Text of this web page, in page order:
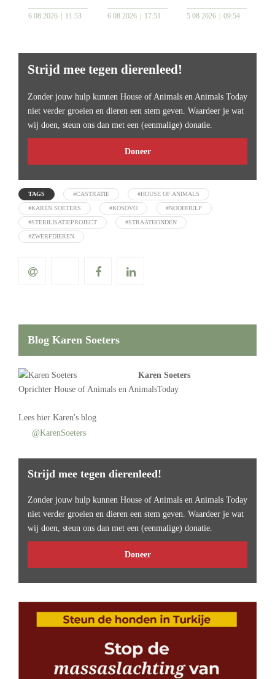
6 08 2026 11:53 6 08 2026 17:51 5 08 2026 09:54
Strijd mee tegen dierenleed!
Zonder jouw hulp kunnen House of Animals en Animals Today
niet verder groeien en dieren een stem geven. Waardeer je wat
wij doen, steun ons dan met een (eenmalige) donatie.
Doneer
TAGS #CASTRATIE #HOUSE OF ANIMALS
#KAREN SOETERS #KOSOVO #NOODHULP
#STERILISATIEPROJECT #STRAATHONDEN
#ZWERFDIEREN
Blog Karen Soeters
Karen Soeters
Oprichter House of Animals en AnimalsToday
Lees hier Karen's blog
@KarenSoeters
Strijd mee tegen dierenleed!
Zonder jouw hulp kunnen House of Animals en Animals Today
niet verder groeien en dieren een stem geven. Waardeer je wat
wij doen, steun ons dan met een (eenmalige) donatie.
Doneer